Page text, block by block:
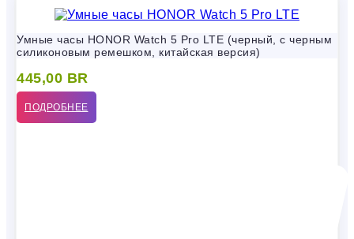
Умные часы HONOR Watch 5 Pro LTE (черный, с черным
силиконовым ремешком, китайская версия)
445,00 BR
ПОДРОБНЕЕ